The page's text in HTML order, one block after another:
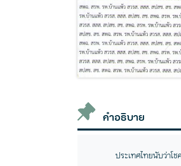
คำอธิบาย
ประเทศไทยนับว่าโ